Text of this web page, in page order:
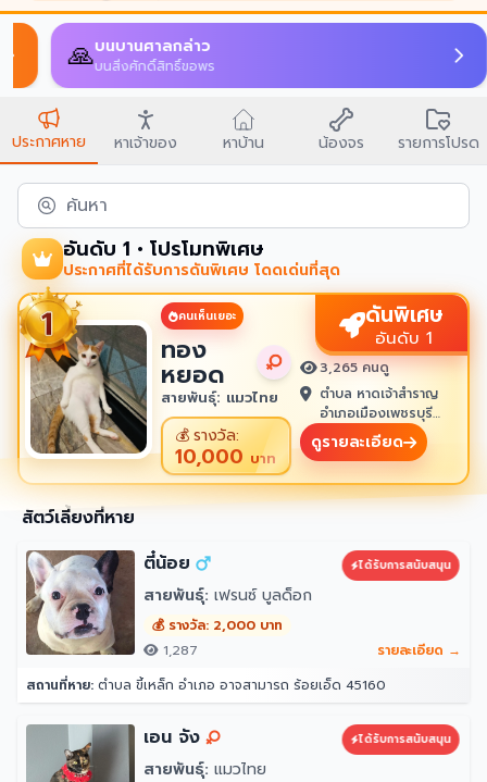
🙏บนบานศาลกล่าว
บนสิ่งศักดิ์สิทธิ์ขอพร
ประกาศหาย หาเจ้าของ หาบ้าน น้องจร รายการโปรด
ค้นหา
อันดับ 1 • โปรโมทพิเศษ
ประกาศที่ได้รับการดันพิเศษ โดดเด่นที่สุด
คนเห็นเยอะ
ทอง
หยอด
สายพันธุ์: แมวไทย
💰รางวัล:
10,000 บาท
ดันพิเศษ
อันดับ 1
3,265 คนดู
ตำบล หาดเจ้าสำราญ
อำเภอเมืองเพชรบุรี
เพชรบุรี 76100
ดูรายละเอียด
สัตว์เลี้ยงที่หาย
ตี๋น้อย
ได้รับการสนับสนุน
สายพันธุ์: เฟรนซ์ บูลด็อก
💰 รางวัล: 2,000 บาท
1,287
รายละเอียด →
สถานที่หาย: ตำบล ขี้เหล็ก อำเภอ อาจสามารถ ร้อยเอ็ด 45160
เอน จัง ได้รับการสนับสนุน
สายพันธุ์: แมวไทย